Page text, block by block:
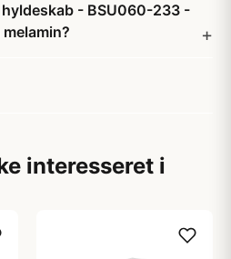
- BSU060-233 -
interesseret i